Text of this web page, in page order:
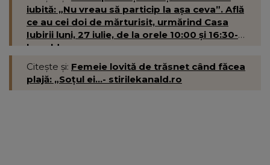
iubită: „Nu vreau să particip la așa ceva”. Află
ce au cei doi de mărturisit, urmărind Casa
Iubirii luni, 27 iulie, de la orele 10:00 și 16:30-
kanald.ro
Citește și: Femeie lovită de trăsnet când făcea
plajă: „Soțul ei...- stirilekanald.ro